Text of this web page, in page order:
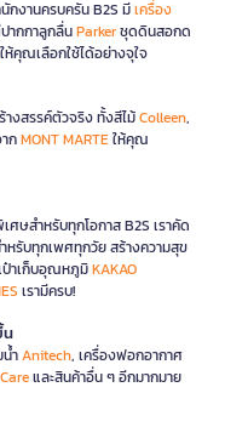
งานครบครัน B2S มีเครื่อง
ากกาลูกลื่นParkerชุดดินสอกด
ให้คุณเลือกใช้ได้อย่างจุใจ
างสรรค์ตัวจริง ทั้งสีไม้Colleen,
กMONT MARTEให้คุณ
ษสำหรับทุกโอกาส B2S เราคัด
หรับทุกเพศทุกวัย สร้างความสุข
ป๋าเก็บอุณหภูมิKAKAO
เรามีครบ!
น
ำAnitech, เครื่องฟอกอากาศ
และสินค้าอื่น ๆ อีกมากมาย